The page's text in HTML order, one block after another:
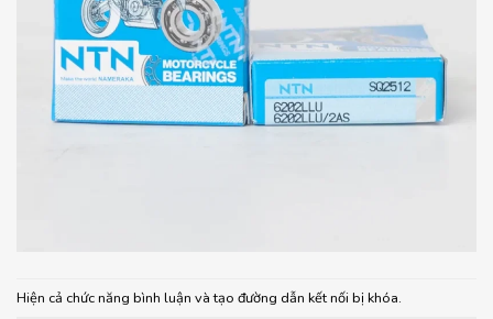
Hiện cả chức năng bình luận và tạo đường dẫn kết nối bị khóa.